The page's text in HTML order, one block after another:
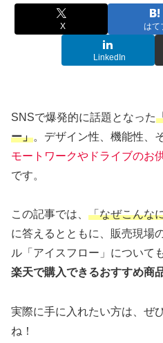
X はて
LinkedIn
SNSで爆発的に話題となった
ー」。デザイン性、機能性、
モートワークやドライブのお
です。
この記事では、 「なぜこんな
に答えるとともに、販売現場
ル「アイスフロー」について
楽天で購入できるおすすめ商
実際に手に入れたい方は、ぜ
ね！